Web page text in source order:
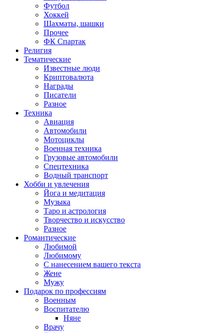
Футбол
Хоккей
Шахматы, шашки
Прочее
ФК Спартак
Религия
Тематические
Известные люди
Криптовалюта
Награды
Писатели
Разное
Техника
Авиация
Автомобили
Мотоциклы
Военная техника
Грузовые автомобили
Спецтехника
Водный транспорт
Хобби и увлечения
Йога и медитация
Музыка
Таро и астрология
Творчество и искусство
Разное
Романтические
Любимой
Любимому
С нанесением вашего текста
Жене
Мужу
Подарок по профессиям
Военным
Воспитателю
Няне
Врачу